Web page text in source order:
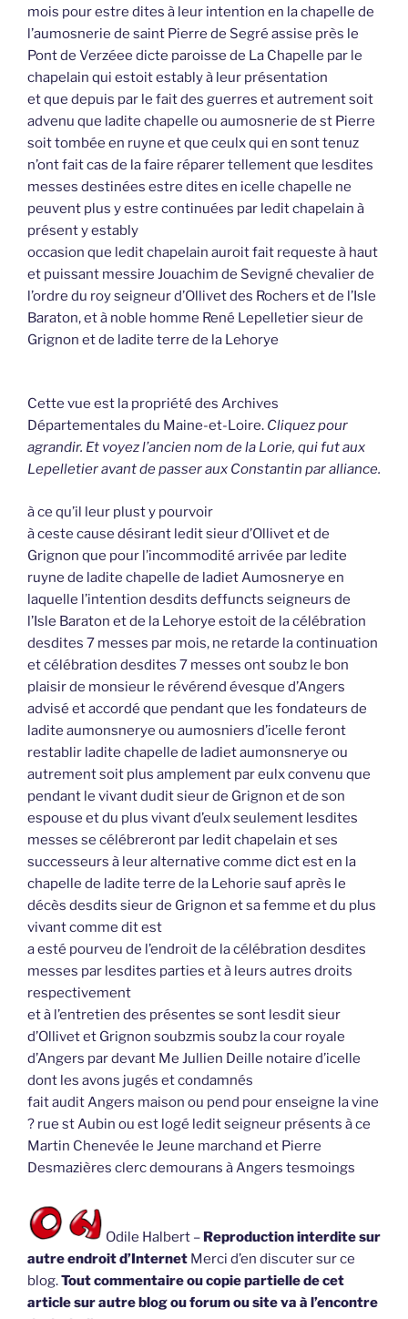
mois pour estre dites à leur intention en la chapelle de
l’aumosnerie de saint Pierre de Segré assise près le
Pont de Verzéee dicte paroisse de La Chapelle par le
chapelain qui estoit estably à leur présentation
et que depuis par le fait des guerres et autrement soit
advenu que ladite chapelle ou aumosnerie de st Pierre
soit tombée en ruyne et que ceulx qui en sont tenuz
n’ont fait cas de la faire réparer tellement que lesdites
messes destinées estre dites en icelle chapelle ne
peuvent plus y estre continuées par ledit chapelain à
présent y estably
occasion que ledit chapelain auroit fait requeste à haut
et puissant messire Jouachim de Sevigné chevalier de
l’ordre du roy seigneur d’Ollivet des Rochers et de l’Isle
Baraton, et à noble homme René Lepelletier sieur de
Grignon et de ladite terre de la Lehorye
Cette vue est la propriété des Archives
Départementales du Maine-et-Loire. Cliquez pour
agrandir. Et voyez l’ancien nom de la Lorie, qui fut aux
Lepelletier avant de passer aux Constantin par alliance.
à ce qu’il leur plust y pourvoir
à ceste cause désirant ledit sieur d’Ollivet et de
Grignon que pour l’incommodité arrivée par ledite
ruyne de ladite chapelle de ladiet Aumosnerye en
laquelle l’intention desdits deffuncts seigneurs de
l’Isle Baraton et de la Lehorye estoit de la célébration
desdites 7 messes par mois, ne retarde la continuation
et célébration desdites 7 messes ont soubz le bon
plaisir de monsieur le révérend évesque d’Angers
advisé et accordé que pendant que les fondateurs de
ladite aumonsnerye ou aumosniers d’icelle feront
restablir ladite chapelle de ladiet aumonsnerye ou
autrement soit plus amplement par eulx convenu que
pendant le vivant dudit sieur de Grignon et de son
espouse et du plus vivant d’eulx seulement lesdites
messes se célébreront par ledit chapelain et ses
successeurs à leur alternative comme dict est en la
chapelle de ladite terre de la Lehorie sauf après le
décès desdits sieur de Grignon et sa femme et du plus
vivant comme dit est
a esté pourveu de l’endroit de la célébration desdites
messes par lesdites parties et à leurs autres droits
respectivement
et à l’entretien des présentes se sont lesdit sieur
d’Ollivet et Grignon soubzmis soubz la cour royale
d’Angers par devant Me Jullien Deille notaire d’icelle
dont les avons jugés et condamnés
fait audit Angers maison ou pend pour enseigne la vine
? rue st Aubin ou est logé ledit seigneur présents à ce
Martin Chenevée le Jeune marchand et Pierre
Desmazières clerc demourans à Angers tesmoings
Odile Halbert – Reproduction interdite sur
autre endroit d’Internet Merci d’en discuter sur ce
blog.Tout commentaire ou copie partielle de cet
article sur autre blog ou forum ou site va à l’encontre